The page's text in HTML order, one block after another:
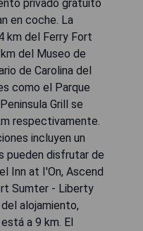
privado gratuito
en coche. La
km del Ferry Fort
del Museo de
de Carolina del
como el Parque
Grill se
respectivamente.
incluyen un
pueden disfrutar de
Inn at I'On, Ascend
Sumter - Liberty
alojamiento,
a 9 km. El